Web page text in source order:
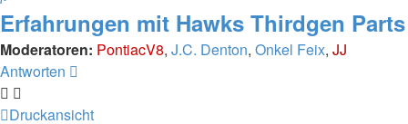
Erfahrungen mit Hawks Thirdgen Parts
Moderatoren: PontiacV8, J.C. Denton, Onkel Feix, JJ
Antworten
Druckansicht